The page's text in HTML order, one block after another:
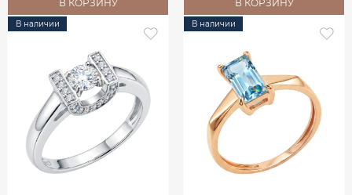
В КОРЗИНУ В КОРЗИНУ
В наличии В наличии